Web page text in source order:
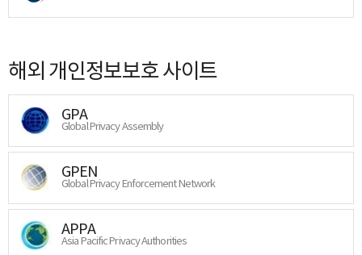
해외 개인정보보호 사이트
GPA
Global Privacy Assembly
GPEN
Global Privacy Enforcement Network
APPA
Asia Pacific Privacy Authorities